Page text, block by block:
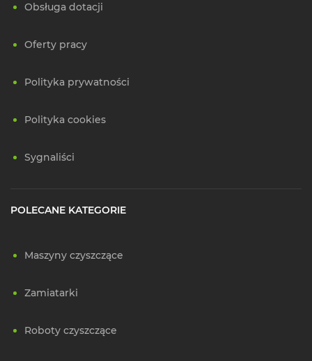
Obsługa dotacji
Oferty pracy
Polityka prywatności
Polityka cookies
Sygnaliści
POLECANE KATEGORIE
Maszyny czyszczące
Zamiatarki
Roboty czyszczące